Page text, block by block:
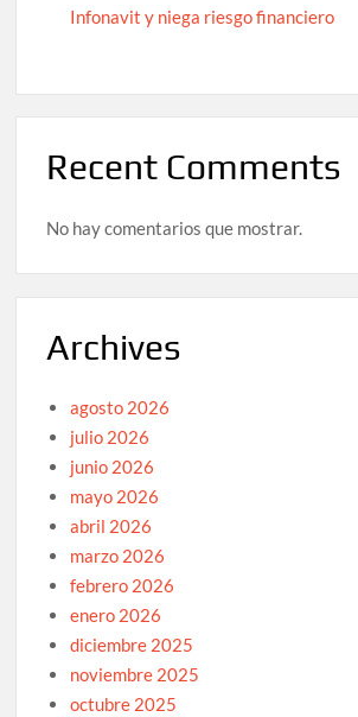
Infonavit y niega riesgo financiero
Recent Comments
No hay comentarios que mostrar.
Archives
agosto 2026
julio 2026
junio 2026
mayo 2026
abril 2026
marzo 2026
febrero 2026
enero 2026
diciembre 2025
noviembre 2025
octubre 2025